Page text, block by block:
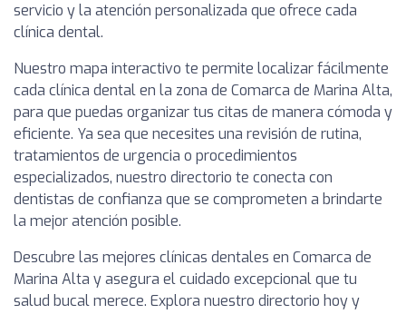
servicio y la atención personalizada que ofrece cada
clínica dental.
Nuestro mapa interactivo te permite localizar fácilmente
cada clínica dental en la zona de Comarca de Marina Alta,
para que puedas organizar tus citas de manera cómoda y
eficiente. Ya sea que necesites una revisión de rutina,
tratamientos de urgencia o procedimientos
especializados, nuestro directorio te conecta con
dentistas de confianza que se comprometen a brindarte
la mejor atención posible.
Descubre las mejores clínicas dentales en Comarca de
Marina Alta y asegura el cuidado excepcional que tu
salud bucal merece. Explora nuestro directorio hoy y